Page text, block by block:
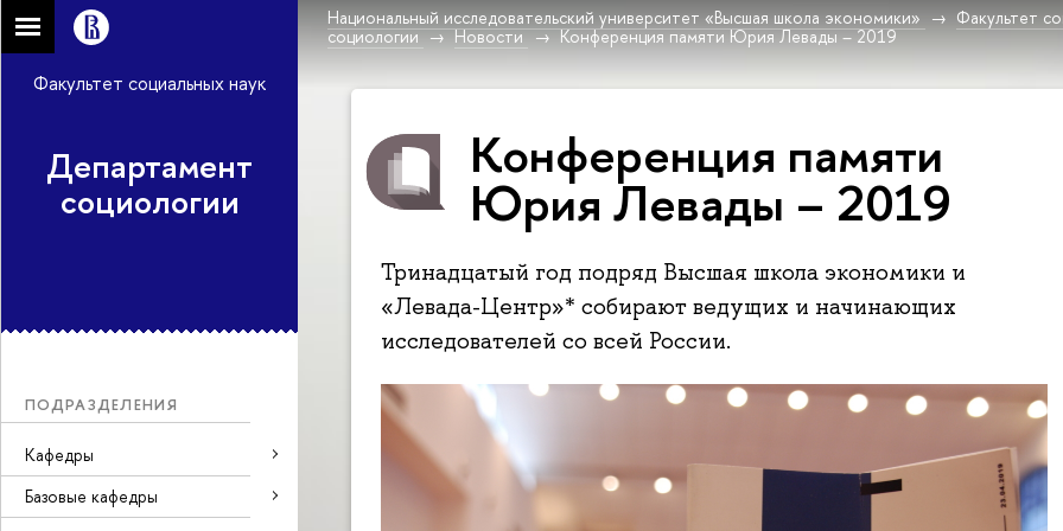
Национальный исследовательский университет «Высшая школа экономики»
Факультет
социологии
Новости Конференция памяти Юрия Левады – 2019
Факультет социальных наук
Департамент
социологии
ПОДРАЗДЕЛЕНИЯ
Кафедры
Базовые кафедры
Конференция памяти
Юрия Левады – 2019
Тринадцатый год подряд Высшая школа экономики и
«Левада-Центр»* собирают ведущих и начинающих
исследователей со всей России.